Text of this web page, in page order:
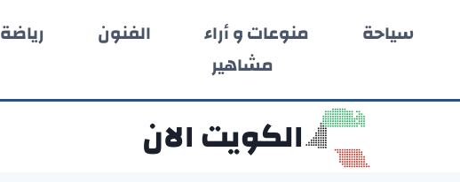
سياحة منوعات و أراء الفنون رياضة
مشاهير
الكويت الان